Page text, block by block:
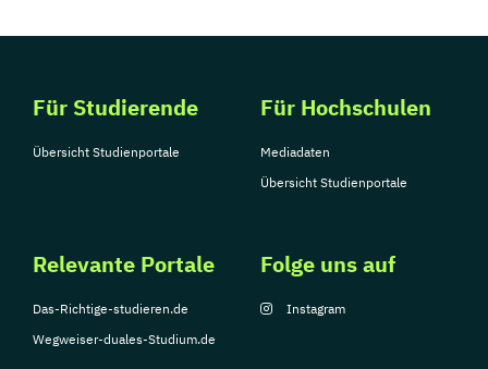
Für Studierende
Übersicht Studienportale
Für Hochschulen
Mediadaten
Übersicht Studienportale
Relevante Portale
Das-Richtige-studieren.de
Wegweiser-duales-Studium.de
Folge uns auf
Instagram